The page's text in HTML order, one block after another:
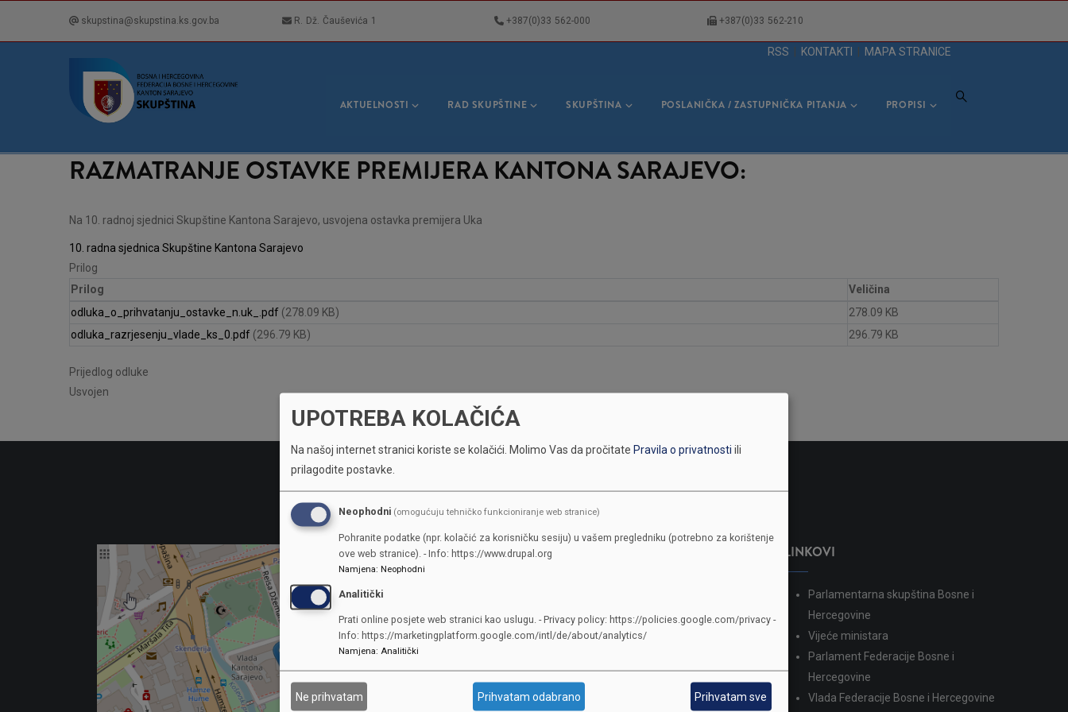
skupstina@skupstina.ks.gov.ba R. Dž. Čauševića 1 +387(0)33 562-000 +387(0)33 562-210
RSS KONTAKTI MAPA STRANICE
NAVIGACIJA
AKTUELNOSTI RAD SKUPŠTINE SKUPŠTINA POSLANIČKA / ZASTUPNIČKA PITANJA PROPISI
RAZMATRANJE OSTAVKE PREMIJERA KANTONA SARAJEVO:
Na 10. radnoj sjednici Skupštine Kantona Sarajevo, usvojena ostavka premijera Uka
10. radna sjednica Skupštine Kantona Sarajevo
Prilog
Prilog
Veličina
odluka_o_prihvatanju_ostavke_n.uk_.pdf (278.09 KB)
278.09 KB
odluka_razrjesenju_vlade_ks_0.pdf (296.79 KB) 296.79 KB
Prijedlog odluke
Usvojen
KONTAKTI
Adresa: Sarajevo, Reisa Džemaludina
Čauševića 1
skupstina@skupstina.ks.gov.ba
LINKOVI
Parlamentarna skupština Bosne i
Hercegovine
Vijeće ministara
Parlament Federacije Bosne i
Hercegovine
Vlada Federacije Bosne i Hercegovine
UPOTREBA KOLAČIĆA
Na našoj internet stranici koriste se kolačići. Molimo Vas da pročitate Pravila o privatnosti ili
prilagodite postavke.
Neophodni (omogućuju tehničko funkcioniranje web stranice)
Pohranite podatke (npr. kolačić za korisničku sesiju) u vašem pregledniku (potrebno za korištenje
ove web stranice). - Info: https://www.drupal.org
Namjena: Neophodni
Analitički
Prati online posjete web stranici kao uslugu. - Privacy policy: https://policies.google.com/privacy -
Info: https://marketingplatform.google.com/intl/de/about/analytics/
Namjena: Analitički
Ne prihvatam Prihvatam odabrano Prihvatam sve